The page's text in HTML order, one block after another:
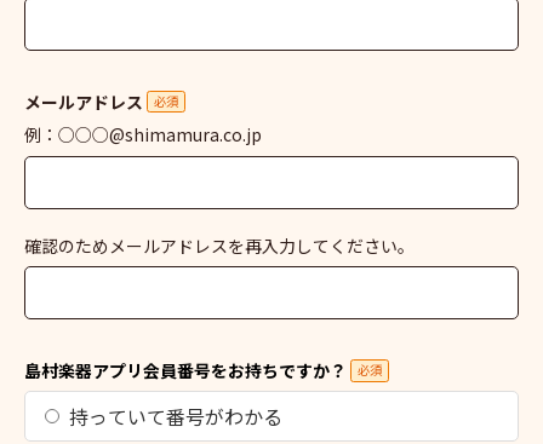
メールアドレス 必須
例：○○○@shimamura.co.jp
確認のためメールアドレスを再入力してください。
島村楽器アプリ会員番号をお持ちですか？ 必須
持っていて番号がわかる